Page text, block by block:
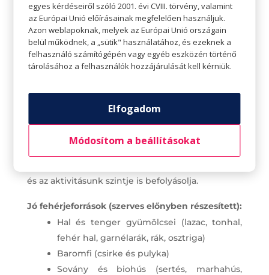
Fehérje
A fehérje aminosavakkal látja el a testet, amik az
izomzat, az agy, az idegrendszer, a vér, a bőr és a
haj építőkövei. Oxigént és más fontos
egészséges immunrendszer támogatásához is.
A test napi fehérje igénye változó. Az ajánlott
szerezzük, de az, hogy nekünk valójában
és az aktivitásunk szintje is befolyásolja.
Jó fehérjeforrások (szerves előnyben részesített):
Hal és tenger gyümölcsei (lazac, tonhal,
fehér hal, garnélarák, rák, osztriga)
Baromfi (csirke és pulyka)
Sovány és biohús (sertés, marhahús,
egyes kérdéseiről szóló 2001. évi CVIII. törvény, valamint
az Európai Unió előírásainak megfelelően használjuk.
Azon weblapoknak, melyek az Európai Unió országain
belül működnek, a „sütik" használatához, és ezeknek a
felhasználó számítógépén vagy egyéb eszközén történő
tárolásához a felhasználók hozzájárulását kell kérniük.
Elfogadom
Módosítom a beállításokat